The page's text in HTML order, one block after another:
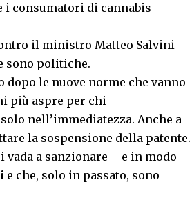
i consumatori di cannabis
il ministro Matteo Salvini
sono politiche.
dopo le nuove norme che vanno
più aspre per chi
nell’immediatezza. Anche a
la sospensione della patente.
a sanzionare – e in modo
e che, solo in passato, sono